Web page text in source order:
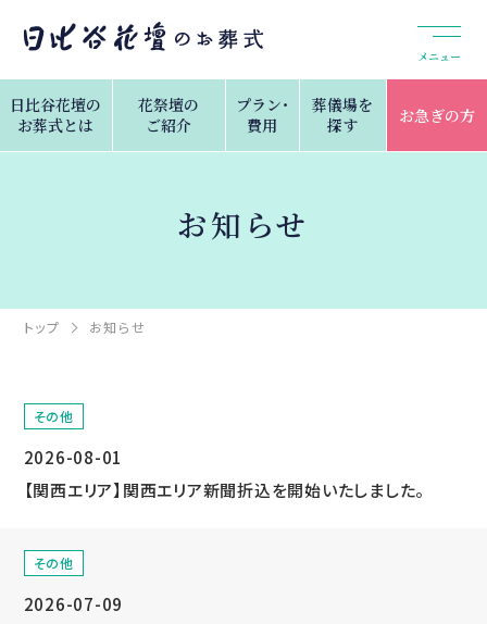
メニュー
日比谷花壇の
お葬式とは
花祭壇の
ご紹介
プラン・
費用
葬儀場を
探す
お急ぎの方
お知らせ
トップ お知らせ
その他
2026-08-01
【関西エリア】関西エリア新聞折込を開始いたしました。
その他
2026-07-09